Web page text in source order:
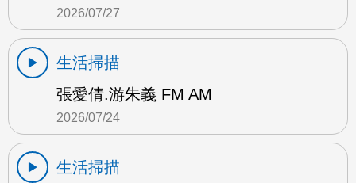
2026/07/27
生活掃描
張愛倩.游朱義 FM AM
2026/07/24
生活掃描